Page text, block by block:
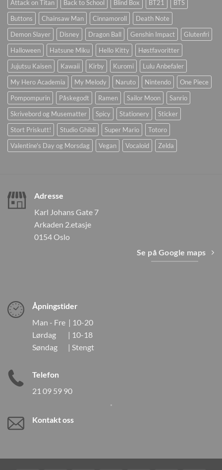
Attack on Titan Back to School Blind Box BT21
BTS
Buttons
Chainsaw Man Cinnamoroll
Death Note
Demon Slayer
Disney Dragon Ball Genshin Impact
Glutenfri
Halloween
Hatsune Miku Hello Kitty
Høstfavoritter
Jujutsu Kaisen
Kawaii Kirby Kuromi
Lulu Anbefaler
My Hero Academia
My Melody Naruto Nintendo
One Piece
Pompompurin
Påskegodt Ramen Sailor Moon
Sanrio
Skrivebord og Musematter
Spicy Stationery
Sticker
Stort Priskutt!
Studio Ghibli Super Mario
Totoro
Valentine's Day og Morsdag
Vegan Vocaloid Zelda
Adresse
Karl Johans Gate 7
Arkaden 2.etasje
0154 Oslo
Se på Google maps
Åpningstider
Man - Fre | 10-20
Lørdag | 10-18
Søndag | Stengt
Telefon
21 09 59 90
Kontakt oss